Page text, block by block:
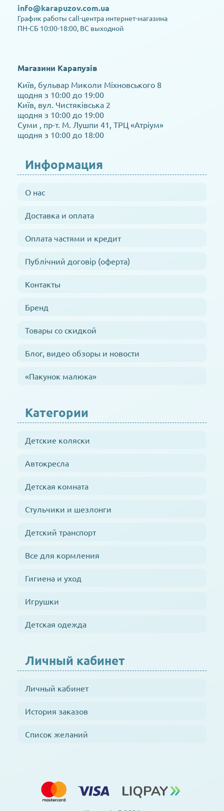
info@karapuzov.com.ua
График работы call-центра интернет-магазина
ПН-СБ 10:00-18:00, ВС выходной
Магазини Карапузів
Київ, бульвар Миколи Міхновського 8
щодня з 10:00 до 19:00
Київ, вул. Чистяківська 2
щодня з 10:00 до 19:00
Суми , пр-т. М. Лушпи 41, ТРЦ «Атріум»
щодня з 10:00 до 18:00
Информация
О нас
Доставка и оплата
Оплата частями и кредит
Публічний договір (оферта)
Контакты
Бренд
Товары со скидкой
Блог, видео обзоры и новости
«Пакунок малюка»
Категории
Детские коляски
Автокресла
Детская комната
Стульчики и шезлонги
Детский транспорт
Все для кормления
Гигиена и уход
Игрушки
Детская одежда
Личный кабинет
Личный кабинет
История заказов
Список желаний